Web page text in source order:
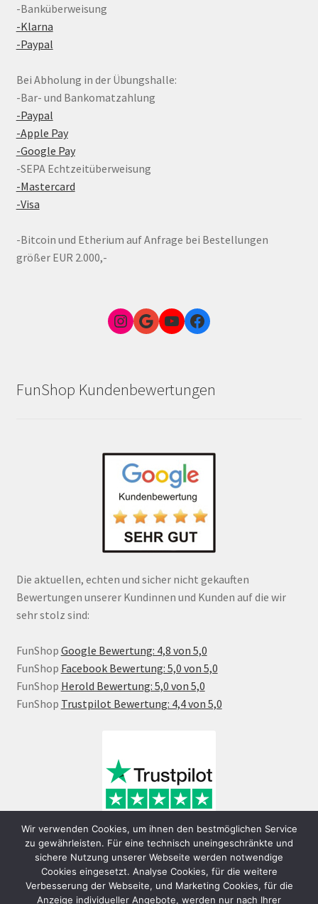
-Banküberweisung
-Klarna
-Paypal
Bei Abholung in der Übungshalle:
-Bar- und Bankomatzahlung
-Paypal
-Apple Pay
-Google Pay
-SEPA Echtzeitüberweisung
-Mastercard
-Visa
-Bitcoin und Etherium auf Anfrage bei Bestellungen
größer EUR 2.000,-
Instagram
Google Link zum FunShop WienYouTubeFacebook
FunShop Kundenbewertungen
Die aktuellen, echten und sicher nicht gekauften
Bewertungen unserer Kundinnen und Kunden auf die wir
sehr stolz sind:
FunShop Google Bewertung: 4,8 von 5,0
FunShop Facebook Bewertung: 5,0 von 5,0
FunShop Herold Bewertung: 5,0 von 5,0
FunShop Trustpilot Bewertung: 4,4 von 5,0
Wir verwenden Cookies, um ihnen den bestmöglichen Service
zu gewährleisten. Für eine technisch uneingeschränkte und
sichere Nutzung unserer Webseite werden notwendige
Cookies eingesetzt. Analyse Cookies, für die weitere
Verbesserung der Webseite, und Marketing Cookies, für die
Anzeige individueller Angebote, werden nur nach Ihrer